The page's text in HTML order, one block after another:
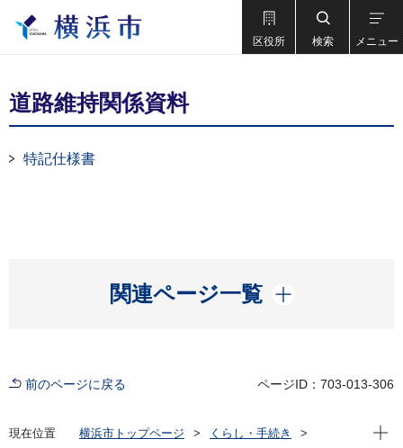
区役所 検索 メニュー
道路維持関係資料
特記仕様書
関連ページ一覧
開く
前のページに戻る ページID：703-013-306
現在位置 横浜市トップページ
くらし・手続き
現在